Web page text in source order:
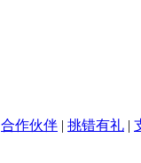
合作伙伴 | 挑错有礼 |